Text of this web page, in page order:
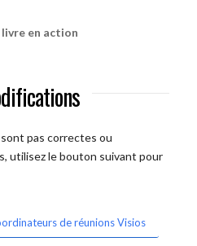
livre en action
pas correctes ou
utilisez le bouton suivant pour
de réunions Visios